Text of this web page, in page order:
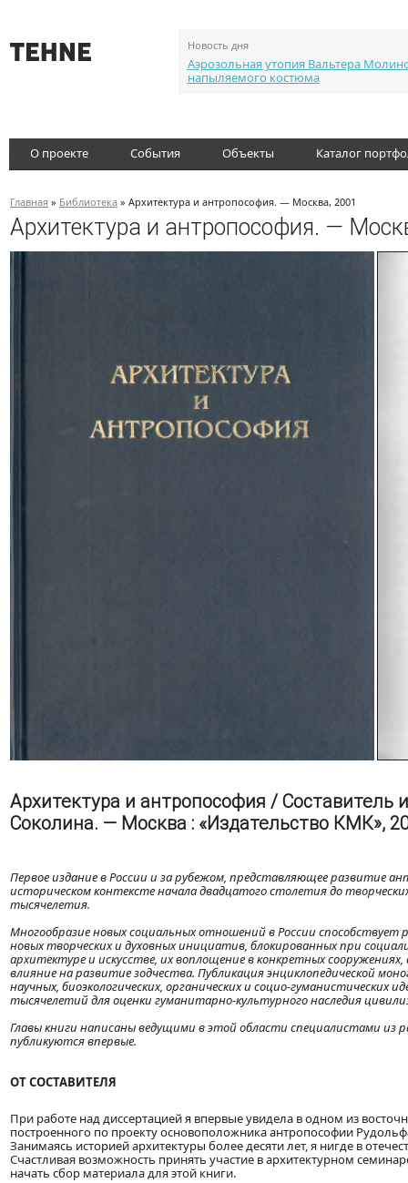
Новость дня
Аэрозольная утопия Вальтера
напыляемого костюма
О проекте События Объекты Каталог
Главная » Библиотека » Архитектура и антропософия. — Москва, 2001
Архитектура и антропософия. —
Архитектура и антропософия / Составитель
Соколина. — Москва : «Издательство КМК»,
Первое издание в России и за рубежом, представляющее развитие
историческом контексте начала двадцатого столетия до
тысячелетия.
Многообразие новых социальных отношений в России
новых творческих и духовных инициатив, блокированных при
архитектуре и искусстве, их воплощение в конкретных
влияние на развитие зодчества. Публикация энциклопедической
научных, биоэкологических, органических и социо-гуманистических
тысячелетий для оценки гуманитарно-культурного наследия
Главы книги написаны ведущими в этой области специалистами из
публикуются впервые.
ОТ СОСТАВИТЕЛЯ
При работе над диссертацией я впервые увидела в одном из
построенного по проекту основоположника антропософии
Занимаясь историей архитектуры более десяти лет, я нигде в
Счастливая возможность принять участие в архитектурном
начать сбор материала для этой книги.